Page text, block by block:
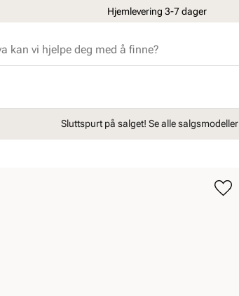
Hjemlevering 3-7 dager
Sluttspurt på salget! Se alle salgsmodeller